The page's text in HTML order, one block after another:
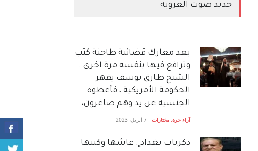
جديد صوت العروبة
بعد معارك قضائية طاحنة كتب
وترافع فيها بنفسه مرة اخرى..
الشيخ طارق يوسف يقهر
الحكومة الأمريكية ، فأعطوه
الجنسية عن يد وهم صاغرون،
آراء حرة, مختارات 7 أبريل، 2023
دكريات بغداد ٍ: عاشها وكتبها